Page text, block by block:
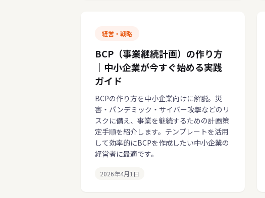
経営・戦略
BCP（事業継続計画）の作り方
｜中小企業が今すぐ始める実践
ガイド
BCPの作り方を中小企業向けに解説。災
害・パンデミック・サイバー攻撃などのリ
スクに備え、事業を継続するための計画策
定手順を紹介します。テンプレートを活用
して効率的にBCPを作成したい中小企業の
経営者に最適です。
2026年4月1日